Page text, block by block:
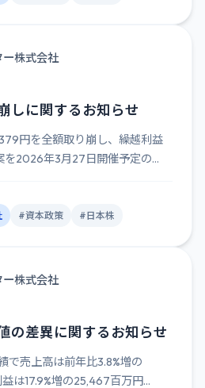
ー株式会社
しに関するお知らせ
円を全額取り崩し、繰越利益
を2026年3月27日開催予定の...
#資本政策 #日本株
ー株式会社
の差異に関するお知らせ
で売上高は前年比3.8%増の
は17.9%増の25,467百万円...